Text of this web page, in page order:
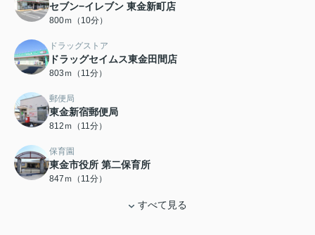
セブン−イレブン 東金新町店
800ｍ（10分）
ドラッグストア
ドラッグセイムス東金田間店
803ｍ（11分）
郵便局
東金新宿郵便局
812ｍ（11分）
保育園
東金市役所 第二保育所
847ｍ（11分）
すべて見る